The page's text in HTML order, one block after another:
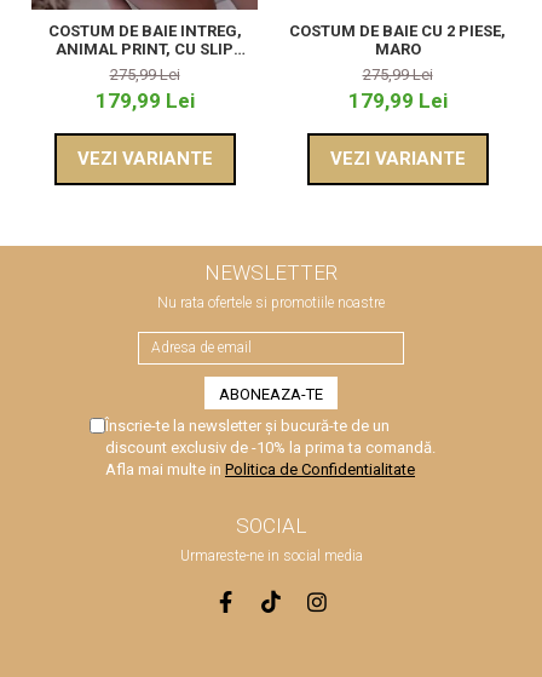
COSTUM DE BAIE INTREG,
ANIMAL PRINT, CU SLIP
TANGA
275,99 Lei
179,99 Lei
VEZI VARIANTE
COSTUM DE BAIE CU 2 PIESE,
MARO
275,99 Lei
179,99 Lei
VEZI VARIANTE
NEWSLETTER
Nu rata ofertele si promotiile noastre
Înscrie-te la newsletter și bucură-te de un
discount exclusiv de -10% la prima ta comandă.
Afla mai multe in Politica de Confidentialitate
SOCIAL
Urmareste-ne in social media